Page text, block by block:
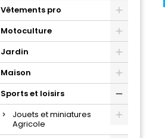
Vêtements pro
Motoculture
Jardin
Maison
Sports et loisirs
Jouets et miniatures
Agricole